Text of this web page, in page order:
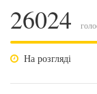
26024
На розгляді